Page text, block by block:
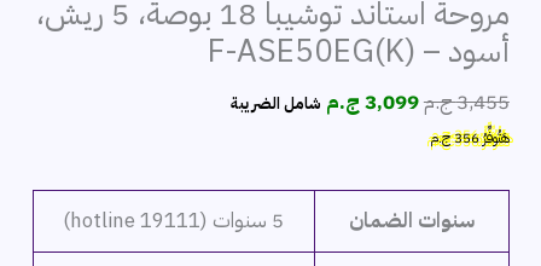
مروحة استاند توشيبا 18 بوصة، 5 ريش،
أسود – F-ASE50EG(K)
3,455ج.مالسعر
3,099 ج.م السعر
شامل الضريبة
هَتُوفِّرُ356ج.م
سنوات الضمان 5 سنوات (hotline 19111)